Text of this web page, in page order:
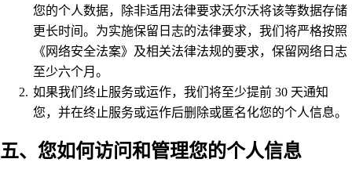
您的个人数据，除非适用法律要求沃尔沃将该等数据存储
更长时间。为实施保留日志的法律要求，我们将严格按照
《网络安全法案》及相关法律法规的要求，保留网络日志
至少六个月。
如果我们终止服务或运作，我们将至少提前 30 天通知
您，并在终止服务或运作后删除或匿名化您的个人信息。
五、您如何访问和管理您的个人信息